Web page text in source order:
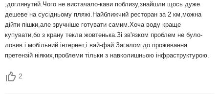
,доглянутий.Чого не вистачало-кави поблизу,знайшли щось дуже
дешеве на сусідньому пляжі.Найближчий ресторан за 2 км,можна
дійти пішки,але зручніше готувати самим.Хоча воду краще
купувати,бо з крану текла жовтенька.Зі зв'язком проблем не було-
ловив і мобільний інтернет,і вай-фай.Загалом до проживання
претензій ніяких,проблеми тільки з навколишньою інфраструктурою.
2